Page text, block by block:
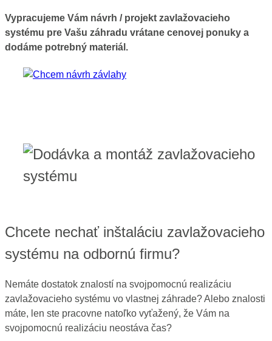
Vypracujeme Vám návrh / projekt zavlažovacieho
systému pre Vašu záhradu vrátane cenovej ponuky a
dodáme potrebný materiál.
Chcete nechať inštaláciu zavlažovacieho
systému na odbornú firmu?
Nemáte dostatok znalostí na svojpomocnú realizáciu
zavlažovacieho systému vo vlastnej záhrade? Alebo znalosti
máte, len ste pracovne natoľko vyťažený, že Vám na
svojpomocnú realizáciu neostáva čas?